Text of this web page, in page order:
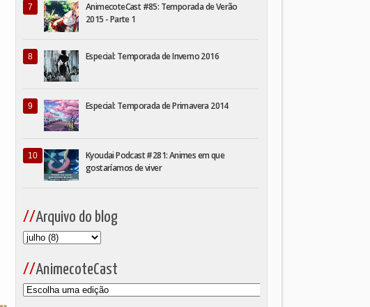
AnimecoteCast #85: Temporada de Verão
2015 - Parte 1
Especial: Temporada de Inverno 2016
Especial: Temporada de Primavera 2014
Kyoudai Podcast #281: Animes em que
gostaríamos de viver
Arquivo do blog
AnimecoteCast